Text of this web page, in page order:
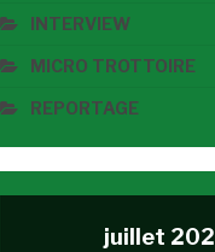
INTERVIEW
MICRO TROTTOIRE
REPORTAGE
juillet